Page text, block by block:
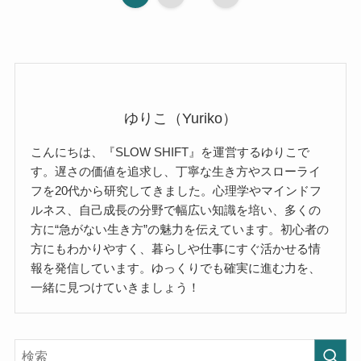
ゆりこ（Yuriko）
こんにちは、『SLOW SHIFT』を運営するゆりこで
す。遅さの価値を追求し、丁寧な生き方やスローライ
フを20代から研究してきました。心理学やマインドフ
ルネス、自己成長の分野で幅広い知識を培い、多くの
方に“急がない生き方”の魅力を伝えています。初心者の
方にもわかりやすく、暮らしや仕事にすぐ活かせる情
報を発信しています。ゆっくりでも確実に進む力を、
一緒に見つけていきましょう！